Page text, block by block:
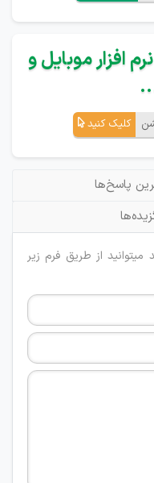
افزار موبایل و
کلیک کنید
پاسخ‌ها
میتوانید از طریق فرم زیر